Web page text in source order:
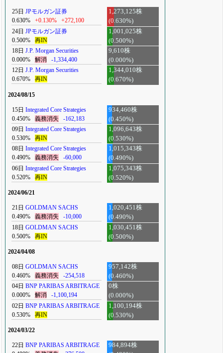
25日 JPモルガン証券
0.630%
+0.130% +272,100
1,273,125株
(0.630%)
24日 JPモルガン証券
0.500%
再IN
1,001,025株
(0.500%)
18日 J.P. Morgan Securities
0.000%
解消 -1,334,400
9,610株
(0.000%)
12日 J.P. Morgan Securities
0.670%
再IN
1,344,010株
(0.670%)
2024/08/15
15日 Integrated Core Strategies
0.450%
義務消失 -162,183
934,460株
(0.450%)
09日 Integrated Core Strategies
0.530%
再IN
1,096,643株
(0.530%)
08日 Integrated Core Strategies
0.490%
義務消失 -60,000
1,015,343株
(0.490%)
06日 Integrated Core Strategies
0.520%
再IN
1,075,343株
(0.520%)
2024/06/21
21日 GOLDMAN SACHS
0.490%
義務消失 -10,000
1,020,451株
(0.490%)
18日 GOLDMAN SACHS
0.500%
再IN
1,030,451株
(0.500%)
2024/04/08
08日 GOLDMAN SACHS
0.460%
義務消失 -254,518
957,142株
(0.460%)
04日 BNP PARIBAS ARBITRAGE
0.000%
解消 -1,100,194
0株
(0.000%)
02日 BNP PARIBAS ARBITRAGE
0.530%
再IN
1,100,194株
(0.530%)
2024/03/22
22日 BNP PARIBAS ARBITRAGE
984,894株